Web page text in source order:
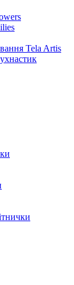
Tela Artis